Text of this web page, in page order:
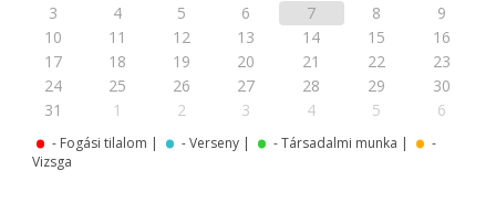
3
4 5 6 7 8
9
10
11 12 13 14 15
16
17
18 19 20 21 22
23
24
25 26 27 28 29
30
31
1 2 3 4 5 6
.- Fogási tilalom | .- Verseny | . - Társadalmi munka | . -
Vizsga